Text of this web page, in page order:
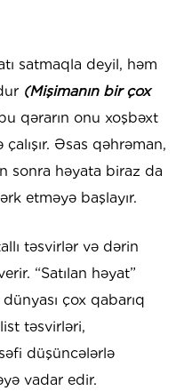
satmaqla deyil, həm
(Mişimanın bir çox
qərarın onu xoşbəxt
Əsas qəhrəman,
sonra həyata biraz da
etməyə başlayır.
təsvirlər və dərin
“Satılan həyat”
çox qabarıq
təsvirləri,
düşüncələrlə
vadar edir.